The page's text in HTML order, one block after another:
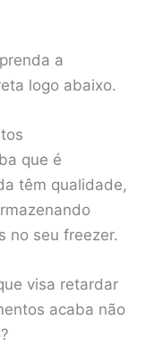
a
logo abaixo.
que é
têm qualidade,
no seu freezer.
visa retardar
acaba não